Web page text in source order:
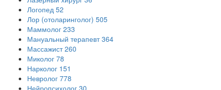
Логопед 52
Лор (отоларинголог) 505
Маммолог 233
Мануальный терапевт 364
Массажист 260
Миколог 78
Нарколог 151
Невролог 778
Нейропсихолог 30